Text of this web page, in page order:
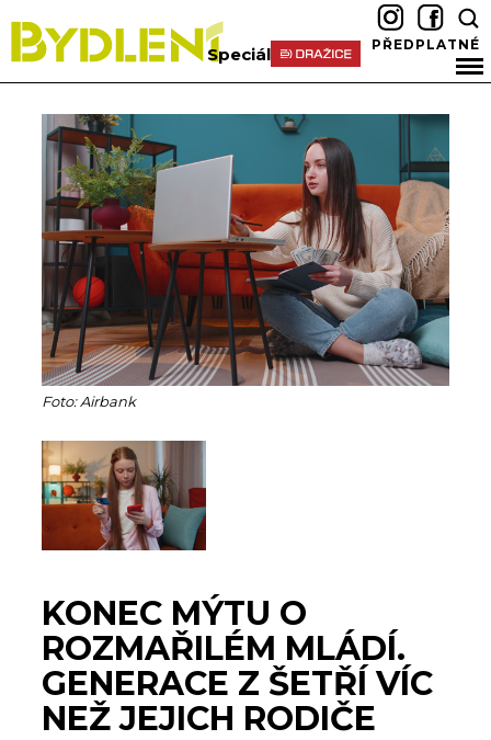
Speciál PŘEDPLATNÉ
Foto: Airbank
KONEC MÝTU O
ROZMAŘILÉM MLÁDÍ.
GENERACE Z ŠETŘÍ VÍC
NEŽ JEJICH RODIČE